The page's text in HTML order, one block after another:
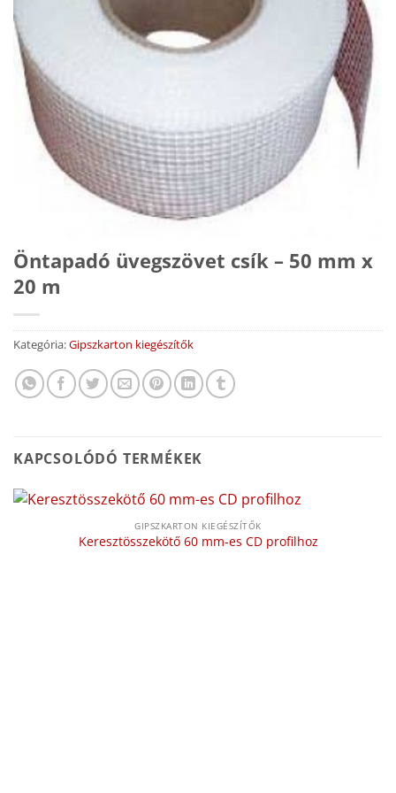
Öntapadó üvegszövet csík – 50 mm x
20 m
Kategória:Gipszkarton kiegészítők
KAPCSOLÓDÓ TERMÉKEK
GIPSZKARTON KIEGÉSZÍTŐK
Keresztösszekötő 60 mm-es CD profilhoz